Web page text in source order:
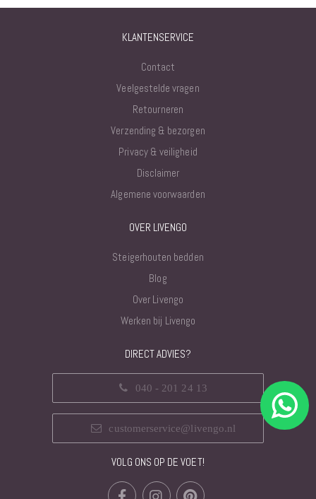
KLANTENSERVICE
Contact
Veelgestelde vragen
Retourneren
Verzending & bezorgen
Privacy & veiligheid
Disclaimer
Algemene voorwaarden
OVER LIVENGO
Steigerhouten bedden
Blog
Over Livengo
Werken bij Livengo
DIRECT ADVIES?
040 - 201 24 13
customerservice@livengo.nl
VOLG ONS OP DE VOET!